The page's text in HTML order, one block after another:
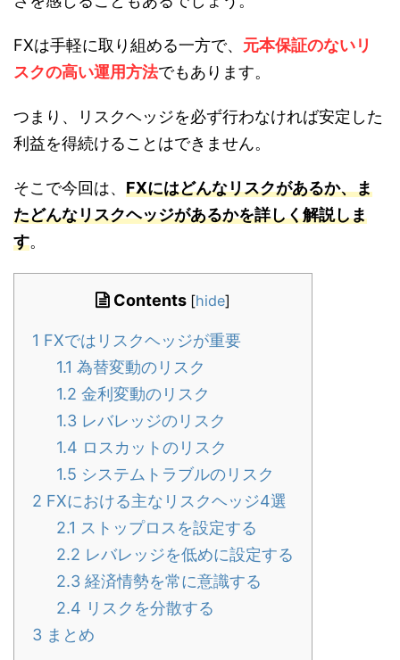
FXは手軽に取り組める一方で、 元本保証のないリ
スクの高い運用方法でもあります。
つまり、リスクヘッジを必ず行わなければ安定した
利益を得続けることはできません。
そこで今回は、 FXにはどんなリスクがあるか、ま
たどんなリスクヘッジがあるかを詳しく解説しま
す。
Contents [hide]
1 FXではリスクヘッジが重要
1.1 為替変動のリスク
1.2 金利変動のリスク
1.3 レバレッジのリスク
1.4 ロスカットのリスク
1.5 システムトラブルのリスク
2 FXにおける主なリスクヘッジ4選
2.1 ストップロスを設定する
2.2 レバレッジを低めに設定する
2.3 経済情勢を常に意識する
2.4 リスクを分散する
3 まとめ